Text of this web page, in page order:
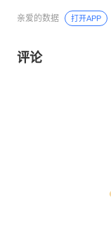
亲爱的数据 打开APP
评论